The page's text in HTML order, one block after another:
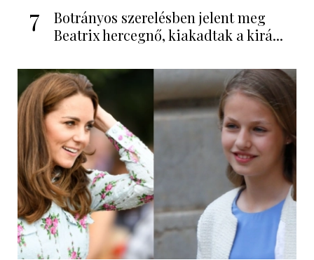
7
Botrányos szerelésben jelent meg
Beatrix hercegnő, kiakadtak a kirá...